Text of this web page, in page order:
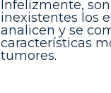
Infelizmente,
inexistentes los
analicen y se
características
tumores.